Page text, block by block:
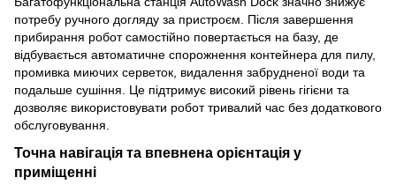
потребу ручного догляду за пристроєм. Після завершення
прибирання робот самостійно повертається на базу, де
відбувається автоматичне спорожнення контейнера для пилу,
промивка миючих серветок, видалення забрудненої води та
подальше сушіння. Це підтримує високий рівень гігієни та
дозволяє використовувати робот тривалий час без додаткового
обслуговування.
Точна навігація та впевнена орієнтація у
приміщенні